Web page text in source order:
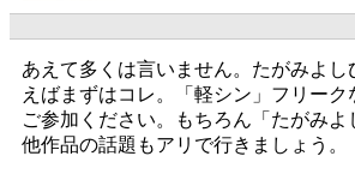
あえて多くは言いません。たがみよし
えばまずはコレ。「軽シン」フリーク
ご参加ください。もちろん「たがみ
他作品の話題もアリで行きましょう。